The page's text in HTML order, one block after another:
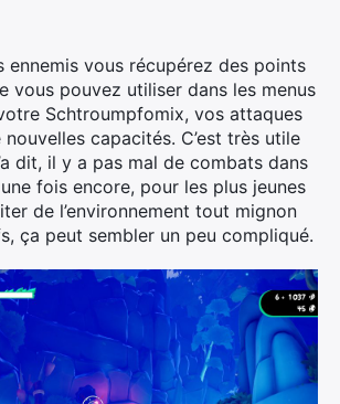
ennemis vous récupérez des points
vous pouvez utiliser dans les menus
Schtroumpfomix, vos attaques
capacités. C’est très utile
dit, il y a pas mal de combats dans
fois encore, pour les plus jeunes
de l’environnement tout mignon
ça peut sembler un peu compliqué.